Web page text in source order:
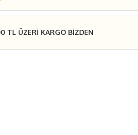
TL ÜZERİ KARGO BİZDEN